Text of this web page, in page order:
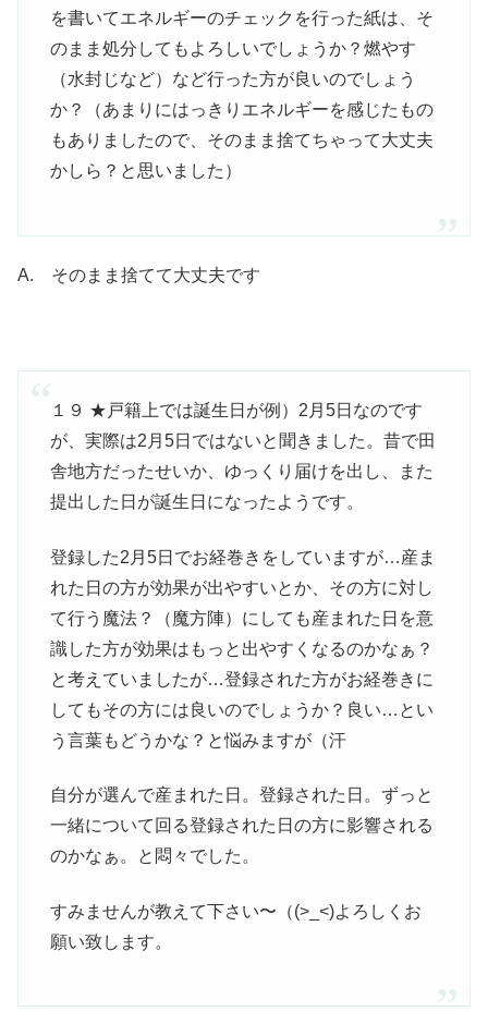
を書いてエネルギーのチェックを行った紙は、そ
のまま処分してもよろしいでしょうか？燃やす
（水封じなど）など行った方が良いのでしょう
か？（あまりにはっきりエネルギーを感じたもの
もありましたので、そのまま捨てちゃって大丈夫
かしら？と思いました）
A. そのまま捨てて大丈夫です
１９ ★戸籍上では誕生日が例）2月5日なのです
が、実際は2月5日ではないと聞きました。昔で田
舎地方だったせいか、ゆっくり届けを出し、また
提出した日が誕生日になったようです。
登録した2月5日でお経巻きをしていますが…産ま
れた日の方が効果が出やすいとか、その方に対し
て行う魔法？（魔方陣）にしても産まれた日を意
識した方が効果はもっと出やすくなるのかなぁ？
と考えていましたが…登録された方がお経巻きに
してもその方には良いのでしょうか？良い…とい
う言葉もどうかな？と悩みますが（汗
自分が選んで産まれた日。登録された日。ずっと
一緒について回る登録された日の方に影響される
のかなぁ。と悶々でした。
すみませんが教えて下さい〜（(>_<)よろしくお
願い致します。